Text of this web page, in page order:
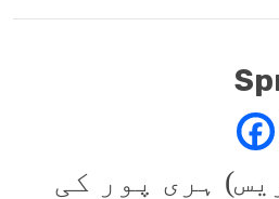
ہری پور کی